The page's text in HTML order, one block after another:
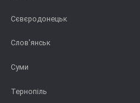
Сєвєродонецьк
Слов'янськ
Суми
Тернопіль